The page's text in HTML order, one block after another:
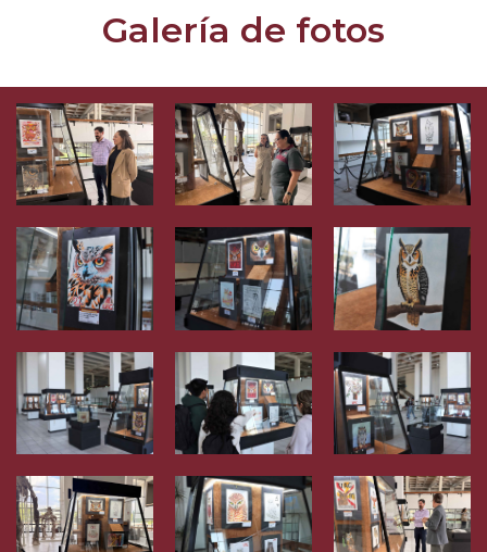
Galería de fotos